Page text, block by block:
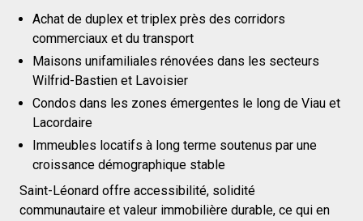
Achat de duplex et triplex près des corridors
commerciaux et du transport
Maisons unifamiliales rénovées dans les secteurs
Wilfrid-Bastien et Lavoisier
Condos dans les zones émergentes le long de Viau et
Lacordaire
Immeubles locatifs à long terme soutenus par une
croissance démographique stable
Saint-Léonard offre accessibilité, solidité
communautaire et valeur immobilière durable, ce qui en